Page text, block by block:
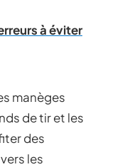
à éviter
manèges
de tir et les
des
les